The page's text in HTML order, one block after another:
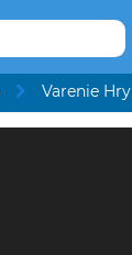
Varenie Hry